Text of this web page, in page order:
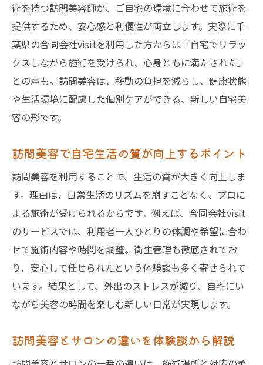
術を持つ訪問美容師が、ご自宅の環境に合わせて施術を
提供するため、安心感と利便性が両立します。実際に千
葉県の合同会社visitを利用した方からは「自宅でリラッ
クスしながら施術を受けられ、心身ともに満たされた」
との声も。訪問美容は、移動の負担を減らし、健康状態
や生活環境に配慮した個別ケアができる、新しい自宅美
容の形です。
訪問美容で自宅生活の質が向上するポイント
訪問美容を利用することで、生活の質が大きく向上しま
す。理由は、日常生活のリズムを崩すことなく、プロに
よる施術が受けられるからです。例えば、合同会社visit
のサービスでは、利用者一人ひとりの体調や希望に合わ
せて施術内容や時間を調整。衛生管理も徹底されてお
り、安心して任せられたという体験談も多く寄せられて
います。結果として、外出のストレスが減り、自宅にい
ながら美容の時間を楽しむ新しい日常が実現します。
訪問美容とサロンの違いを体験談から解説